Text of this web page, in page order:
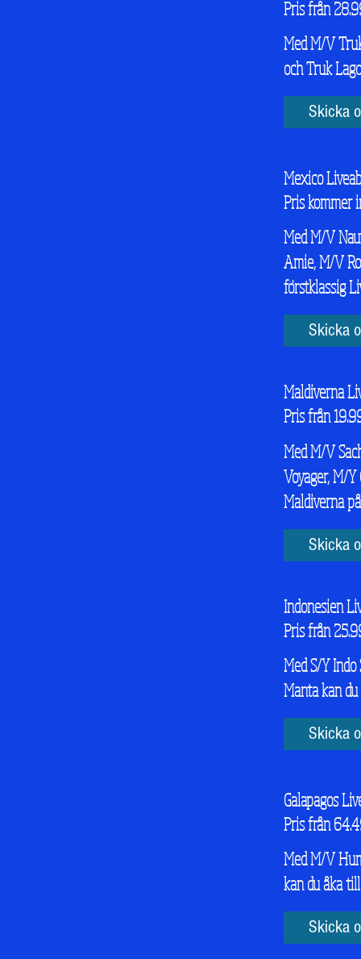
Pris från
Med M/V
och Truk
Skicka
Mexico
Pris kommer
Med M/V
Amie, M/V
förstklassig
Skicka
Maldiverna
Pris från
Med M/V
Voyager, M/
Maldiverna
Skicka
Indonesien
Pris från
Med S/Y
Manta kan
Skicka
Galapagos
Pris från
Med M/V
kan du åka
Skicka